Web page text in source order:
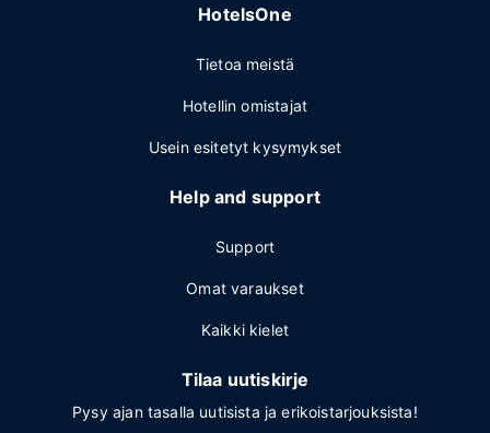
HotelsOne
Tietoa meistä
Hotellin omistajat
Usein esitetyt kysymykset
Help and support
Support
Omat varaukset
Kaikki kielet
Tilaa uutiskirje
Pysy ajan tasalla uutisista ja erikoistarjouksista!